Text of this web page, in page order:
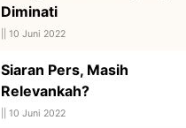
Diminati
10 Juni 2022
Siaran Pers, Masih
Relevankah?
10 Juni 2022